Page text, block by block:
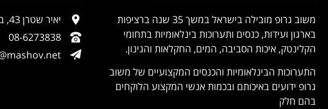
משוב גרופ מובילה בישראל במשך 35 שנה ברציפות
בארגון ועידות, כנסים ותערוכות בינלאומיות בתחומי
הקלינטק, איכות הסביבה, המים, החקלאות והגינון.
התערוכות הבינלאומיות והכנסים המקצועיים של משוב
גרופ ידועים באיכותם ובכמות אנשי המקצוע הלוקחים
בהם חלק
יאיר שטרן 43, באר שבע
08-6273838